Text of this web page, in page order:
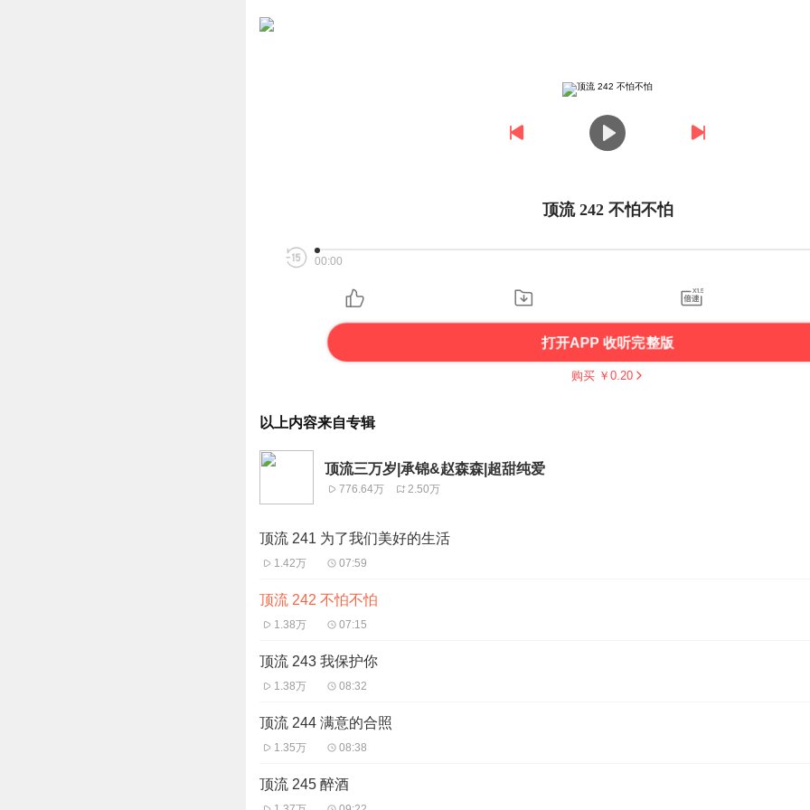
顶流 242 不怕不怕
00:00
打开APP 收听完整版
购买 ￥ 0.20
以上内容来自专辑
顶流三万岁|承锦&赵森森|超甜纯爱
776.64万 2.50万
顶流 241 为了我们美好的生活
1.42万 07:59
顶流 242 不怕不怕
1.38万 07:15
顶流 243 我保护你
1.38万 08:32
顶流 244 满意的合照
1.35万 08:38
顶流 245 醉酒